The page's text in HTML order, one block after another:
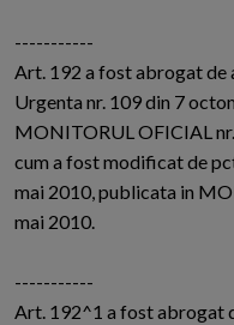
-----------
Art. 192 a fost abrogat de
Urgenta nr. 109 din 7
MONITORUL OFICIAL
cum a fost modificat de
mai 2010, publicata in
mai 2010.
-----------
Art. 192^1 a fost abrogat